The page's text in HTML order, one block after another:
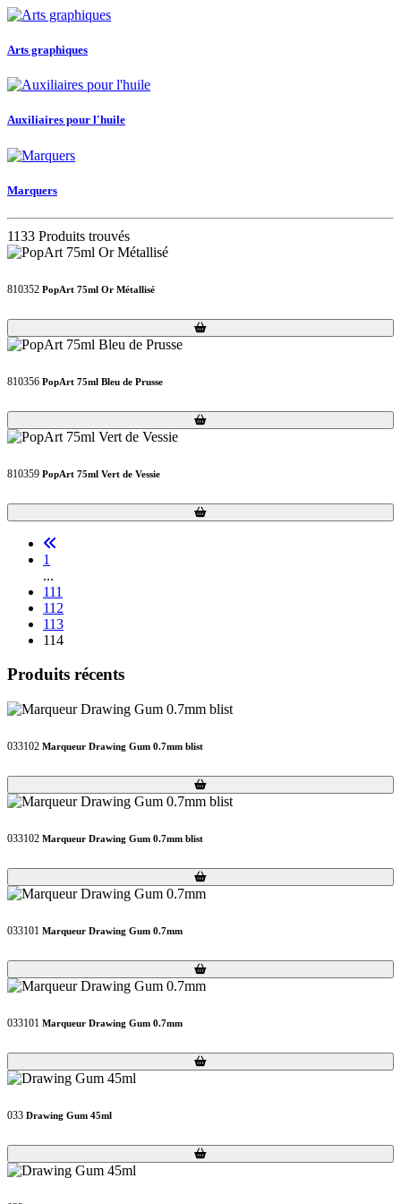
Arts graphiques
Auxiliaires pour l'huile
Marquers
1133 Produits trouvés
810352 PopArt 75ml Or Métallisé
Loading...
Loading...
810356 PopArt 75ml Bleu de Prusse
Loading...
Loading...
810359 PopArt 75ml Vert de Vessie
Loading...
Loading...
1
...
111
112
113
114
Produits récents
033102 Marqueur Drawing Gum 0.7mm blist
Loading...
Loading...
033102 Marqueur Drawing Gum 0.7mm blist
Loading...
Loading...
033101 Marqueur Drawing Gum 0.7mm
Loading...
Loading...
033101 Marqueur Drawing Gum 0.7mm
Loading...
Loading...
033 Drawing Gum 45ml
Loading...
Loading...